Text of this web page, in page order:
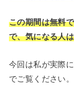
この期間は無料
で、気になる人
今回は私が実際
でご覧ください。